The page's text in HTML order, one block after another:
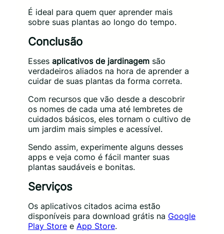
É ideal para quem quer aprender mais
sobre suas plantas ao longo do tempo.
Conclusão
Esses aplicativos de jardinagem são
verdadeiros aliados na hora de aprender a
cuidar de suas plantas da forma correta.
Com recursos que vão desde a descobrir
os nomes de cada uma até lembretes de
cuidados básicos, eles tornam o cultivo de
um jardim mais simples e acessível.
Sendo assim, experimente alguns desses
apps e veja como é fácil manter suas
plantas saudáveis e bonitas.
Serviços
Os aplicativos citados acima estão
disponíveis para download grátis na Google
Play Store e App Store.